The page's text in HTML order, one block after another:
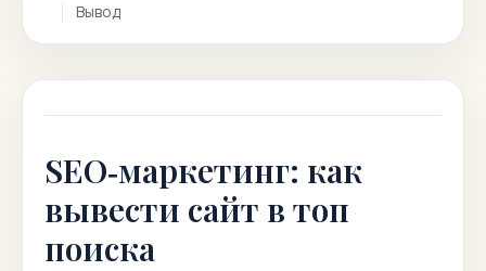
Вывод
SEO‑маркетинг: как
вывести сайт в топ
поиска